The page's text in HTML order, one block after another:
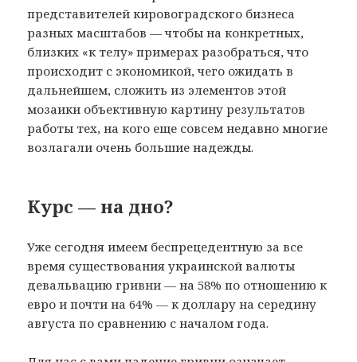
представителей кировоградского бизнеса
разных масштабов — чтобы на конкретных,
близких «к телу» примерах разобраться, что
происходит с экономикой, чего ожидать в
дальнейшем, сложить из элементов этой
мозаики объективную картину результатов
работы тех, на кого еще совсем недавно многие
возлагали очень большие надежды.
Курс — на дно?
Уже сегодня имеем беспрецедентную за все
время существования украинской валюты
девальвацию гривни — на 58% по отношению к
евро и почти на 64% — к доллару на середину
августа по сравнению с началом года.